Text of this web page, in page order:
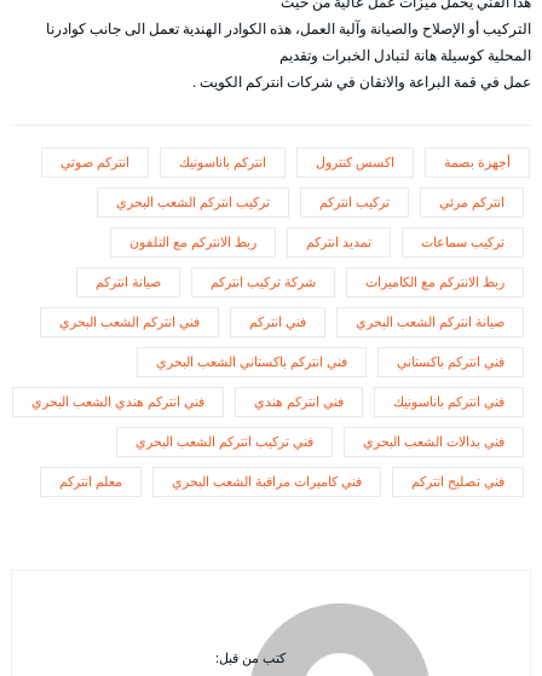
التركيب أو الإصلاح والصيانة وآلية العمل، هذه الكوادر الهندية تعمل الى جانب كوادرنا
المحلية كوسيلة هانة لتبادل الخبرات وتقديم
عمل في قمة البراعة والاتقان في شركات انتركم الكويت .
أجهزة بصمة اكسس كنترول انتركم باناسونيك انتركم صوتي
انتركم مرئي تركيب انتركم تركيب انتركم الشعب البحري
تركيب سماعات تمديد انتركم ربط الانتركم مع التلفون
ربط الانتركم مع الكاميرات شركة تركيب انتركم صيانة انتركم
صيانة انتركم الشعب البحري فني انتركم فني انتركم الشعب البحري
فني انتركم باكستاني فني انتركم باكستاني الشعب البحري
فني انتركم باناسونيك فني انتركم هندي فني انتركم هندي الشعب البحري
فني بدالات الشعب البحري فني تركيب انتركم الشعب البحري
فني تصليح انتركم فني كاميرات مراقبة الشعب البحري معلم انتركم
كتب من قبل: